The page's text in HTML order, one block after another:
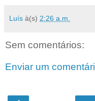
Luís à(s) 2:26 a.m.
Sem comentários:
Enviar um